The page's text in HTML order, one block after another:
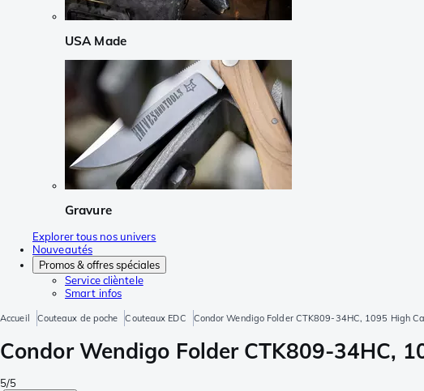
USA Made
Gravure
Explorer tous nos univers
Nouveautés
Promos & offres spéciales
Service clièntele
Smart infos
Accueil Couteaux de poche Couteaux EDC Condor Wendigo Folder CTK809-34HC, 1095 High
Condor Wendigo Folder CTK809-34HC,
5/5